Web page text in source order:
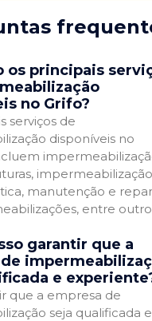
os principais
no Grifo?
serviços de
disponíveis no
manutenção e
entre
garantir que a
e
que a empresa de
seja qualificada e